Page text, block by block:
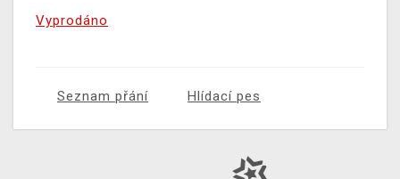
Vyprodáno
Seznam přání Hlídací pes